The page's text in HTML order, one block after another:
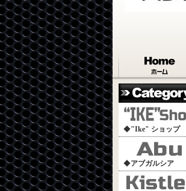
◆"Ike" ショップ
◆アブガルシア